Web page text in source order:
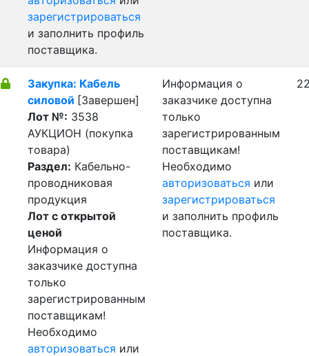
зарегистрироваться
и заполнить профиль
поставщика.
Закупка: Кабель
силовой [Завершен]
Лот №: 3538
АУКЦИОН (покупка
товара)
Раздел: Кабельно-
проводниковая
продукция
Лот с открытой
ценой
Информация о
заказчике доступна
только
зарегистрированным
поставщикам!
Необходимо
авторизоваться или
Информация о
заказчике доступна
только
зарегистрированным
поставщикам!
Необходимо
авторизоваться или
зарегистрироваться
и заполнить профиль
поставщика.